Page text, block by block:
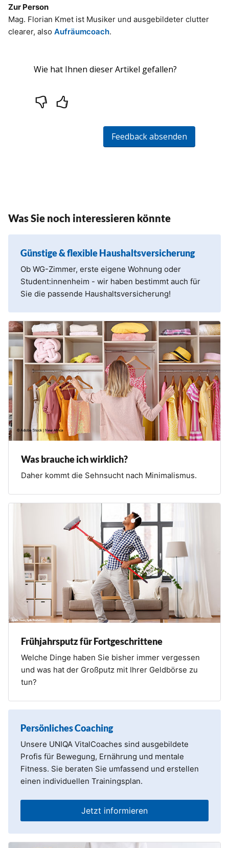
Zur Person
Mag. Florian Kmet ist Musiker und ausgebildeter clutter
clearer, also Aufräumcoach.
Was Sie noch interessieren könnte
Günstige & flexible Haushaltsversicherung
Ob WG-Zimmer, erste eigene Wohnung oder
Student:innenheim - wir haben bestimmt auch für
Sie die passende Haushaltsversicherung!
Was brauche ich wirklich?
Daher kommt die Sehnsucht nach Minimalismus.
Frühjahrsputz für Fortgeschrittene
Welche Dinge haben Sie bisher immer vergessen
und was hat der Großputz mit Ihrer Geldbörse zu
tun?
Persönliches Coaching
Unsere UNIQA VitalCoaches sind ausgebildete
Profis für Bewegung, Ernährung und mentale
Fitness. Sie beraten Sie umfassend und erstellen
einen individuellen Trainingsplan.
Jetzt informieren